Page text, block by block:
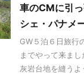
車のCMに引
シェ・パナメ
GW５泊６日旅行
までやって来ま
灰岩台地を縫う